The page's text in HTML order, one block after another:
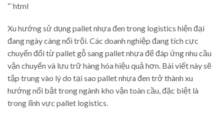
“`html
Xu hướng sử dụng pallet nhựa đen trong logistics hiện đại
đang ngày càng nổi trội. Các doanh nghiệp đang tích cực
chuyển đổi từ pallet gỗ sang pallet nhựa để đáp ứng nhu cầu
vận chuyển và lưu trữ hàng hóa hiệu quả hơn. Bài viết này sẽ
tập trung vào lý do tại sao pallet nhựa đen trở thành xu
hướng nổi bật trong ngành kho vận toàn cầu, đặc biệt là
trong lĩnh vực pallet logistics.